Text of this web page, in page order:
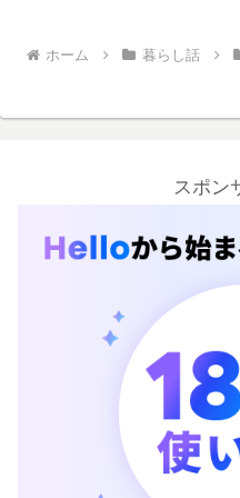
ホーム 暮らし話
スポン